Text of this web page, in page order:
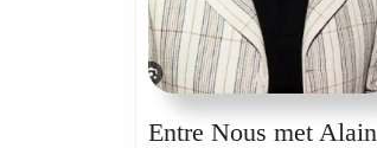
Entre Nous met Alain